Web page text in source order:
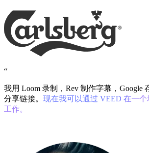
“
我用 Loom 录制，Rev 制作字幕，Google
分享链接。 现在我可以通过 VEED 在一
工作。